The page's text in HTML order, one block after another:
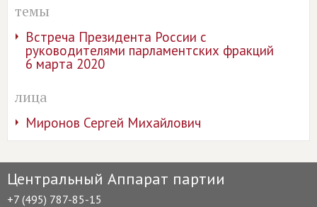
темы
Встреча Президента России с
руководителями парламентских фракций
6 марта 2020
лица
Миронов Сергей Михайлович
Центральный Аппарат партии
+7 (495) 787-85-15